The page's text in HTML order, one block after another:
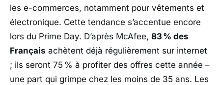
les e-commerces, notamment pour vêtements et
électronique. Cette tendance s’accentue encore
lors du Prime Day. D’après McAfee, 83 % des
Français achètent déjà régulièrement sur internet
; ils seront 75 % à profiter des offres cette année –
une part qui grimpe chez les moins de 35 ans. Les